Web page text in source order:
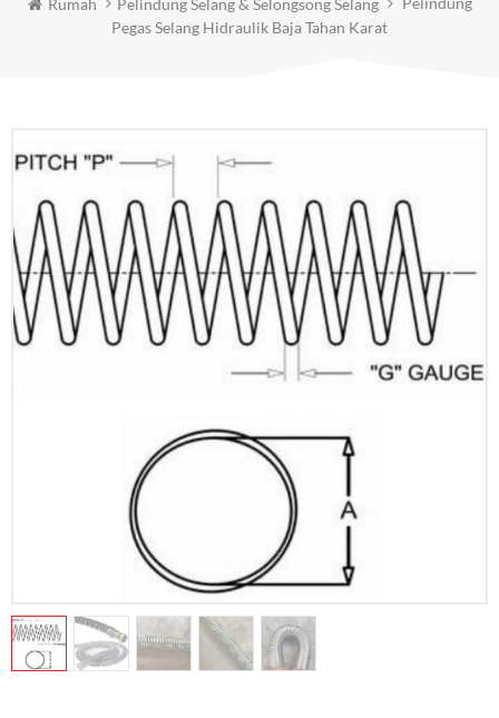
Rumah Pelindung Selang & Selongsong Selang
Pegas Selang Hidraulik Baja Tahan Karat